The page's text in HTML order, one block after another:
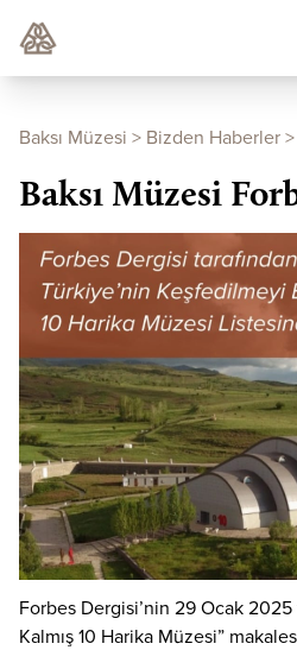
Baksı Müzesi > Bizden Haberler >
Baksı Müzesi
Forbes Dergisi’nin 29 Ocak
Kalmış 10 Harika Müzesi”